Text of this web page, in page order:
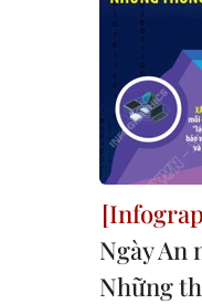
Ngày An
Những